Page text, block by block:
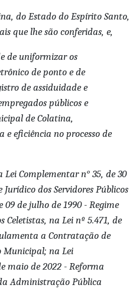
do Estado do Espírito Santo,
que lhe são conferidas, e,
de uniformizar os
de ponto e de
de assiduidade e
públicos e
de Colatina,
eficiência no processo de
Lei Complementar n° 35, de 30
dos Servidores Públicos
09 de julho de 1990 - Regime
Celetistas, na Lei nº 5.471, de
a Contratação de
Municipal; na Lei
maio de 2022 - Reforma
Administração Pública